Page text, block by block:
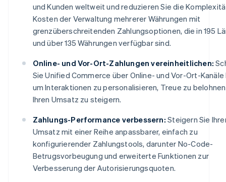
und Kunden weltweit und reduzieren Sie die
Kosten der Verwaltung mehrerer Währungen mit
grenzüberschreitenden Zahlungsoptionen, die in 195
und über 135 Währungen verfügbar sind.
Online- und Vor-Ort-Zahlungen vereinheitlichen:
Sie Unified Commerce über Online- und Vor-Ort-Kanäle
um Interaktionen zu personalisieren, Treue zu
Ihren Umsatz zu steigern.
Zahlungs-Performance verbessern: Steigern Sie
Umsatz mit einer Reihe anpassbarer, einfach zu
konfigurierender Zahlungstools, darunter No-Code-
Betrugsvorbeugung und erweiterte Funktionen zur
Verbesserung der Autorisierungsquoten.